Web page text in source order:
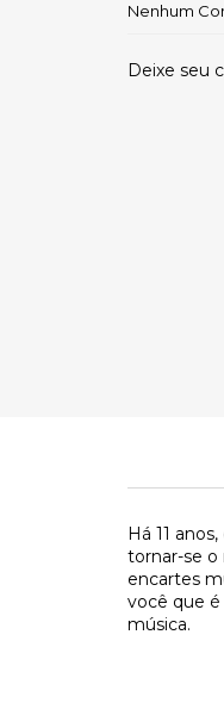
Nenhum
Deixe seu
Há 11
tornar-se o
encartes
você que
música.